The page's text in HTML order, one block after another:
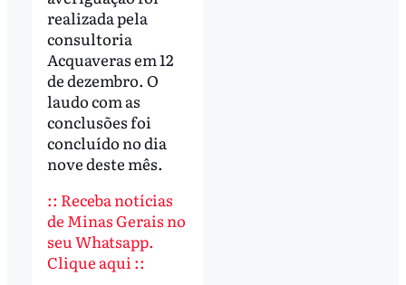
realizada pela
consultoria
Acquaveras em 12
de dezembro. O
laudo com as
conclusões foi
concluído no dia
nove deste mês.
:: Receba notícias
de Minas Gerais no
seu Whatsapp.
Clique aqui ::